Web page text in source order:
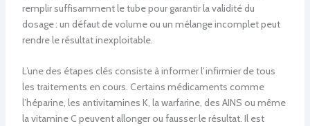
remplir suffisamment le tube pour garantir la validité du
dosage : un défaut de volume ou un mélange incomplet peut
rendre le résultat inexploitable.
L’une des étapes clés consiste à informer l’infirmier de tous
les traitements en cours. Certains médicaments comme
l’héparine, les antivitamines K, la warfarine, des AINS ou même
la vitamine C peuvent allonger ou fausser le résultat. Il est